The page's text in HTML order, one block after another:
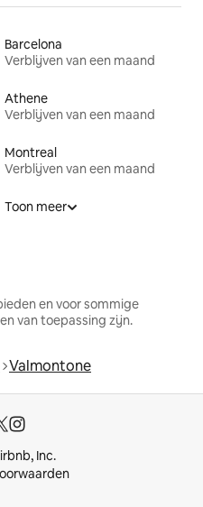
Barcelona
Verblijven van een maand
Athene
Verblijven van een maand
Montreal
Verblijven van een maand
Toon meer
en voor sommige
van toepassing zijn.
Valmontone
Inc.